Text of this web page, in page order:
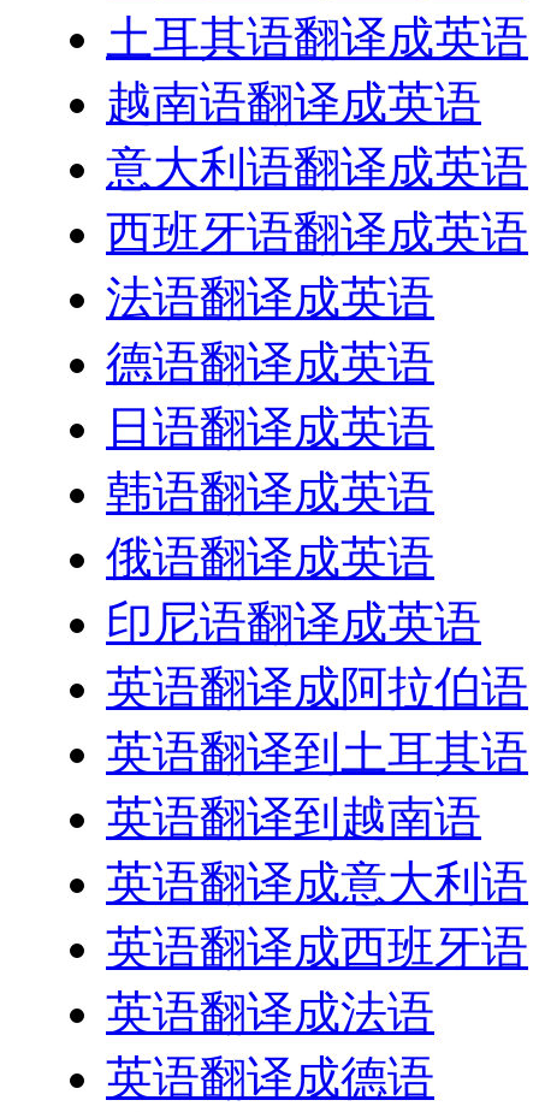
土耳其语翻译成英语
越南语翻译成英语
意大利语翻译成英语
西班牙语翻译成英语
法语翻译成英语
德语翻译成英语
日语翻译成英语
韩语翻译成英语
俄语翻译成英语
印尼语翻译成英语
英语翻译成阿拉伯语
英语翻译到土耳其语
英语翻译到越南语
英语翻译成意大利语
英语翻译成西班牙语
英语翻译成法语
英语翻译成德语